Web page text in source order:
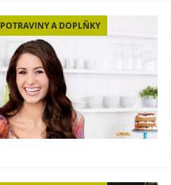
POTRAVINY A DOPLŇKY